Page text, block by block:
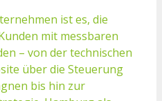
ist es, die
mit messbaren
– von der technischen
über die Steuerung
bis hin zur